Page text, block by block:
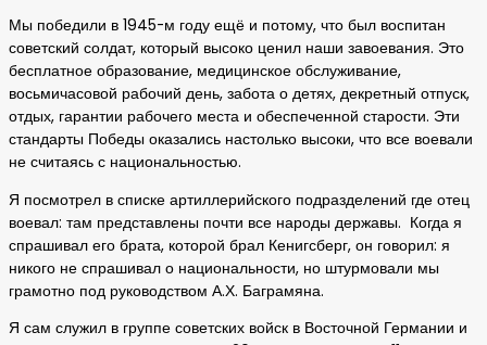
Мы победили в 1945-м году ещё и потому, что был воспитан
советский солдат, который высоко ценил наши завоевания. Это
бесплатное образование, медицинское обслуживание,
восьмичасовой рабочий день, забота о детях, декретный отпуск,
отдых, гарантии рабочего места и обеспеченной старости. Эти
стандарты Победы оказались настолько высоки, что все воевали
не считаясь с национальностью.
Я посмотрел в списке артиллерийского подразделений где отец
воевал: там представлены почти все народы державы. Когда я
спрашивал его брата, которой брал Кенигсберг, он говорил: я
никого не спрашивал о национальности, но штурмовали мы
грамотно под руководством А.Х. Баграмяна.
Я сам служил в группе советских войск в Восточной Германии и